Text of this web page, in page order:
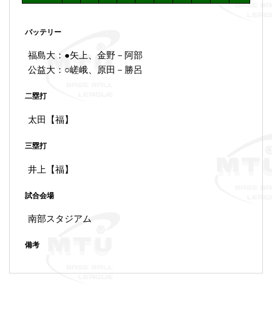
バッテリー
福島大：●矢上、金野－阿部
公益大：○嵯峨、原田－勝呂
二塁打
太田【福】
三塁打
井上【福】
試合会場
南部スタジアム
備考